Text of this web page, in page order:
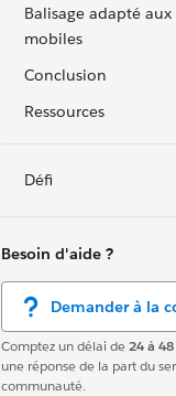
Balisage adapté
mobiles
Conclusion
Ressources
Défi
Besoin d'aide ?
Demander à la
Comptez un délai de 24 à 48
une réponse de la part du
communauté.